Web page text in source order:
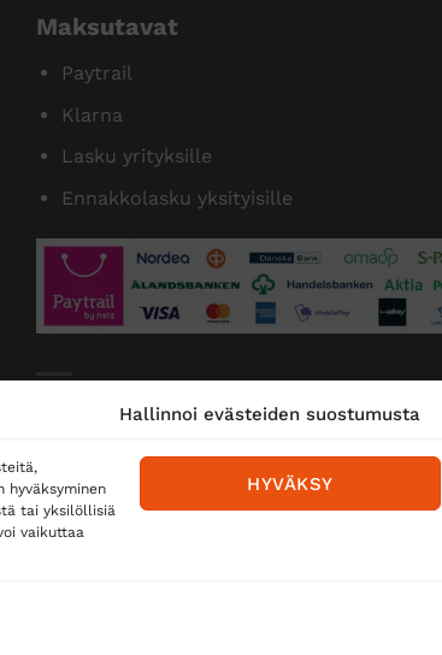
Hallinnoi evästeiden suostumusta
tai yksilöllisiä
vaikuttaa
HYVÄKSY
Maksutavat
Paytrail
Klarna
Lasku yrityksille
Ennakkolasku yksityisille
Toimitustavat
Matkahuolto
Postnord